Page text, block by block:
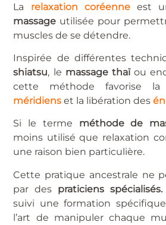
La relaxation coréenneest
massage utilisée pour
muscles de se détendre.
Inspirée de différentes
shiatsu, le massage thaïou
cette méthode favorise la
méridiens et la libération des
Si le terme méthode de
moins utilisé que relaxation
une raison bien particulière.
Cette pratique ancestrale ne
par des praticiens spécialisés.
suivi une formation
l’art de manipuler chaque